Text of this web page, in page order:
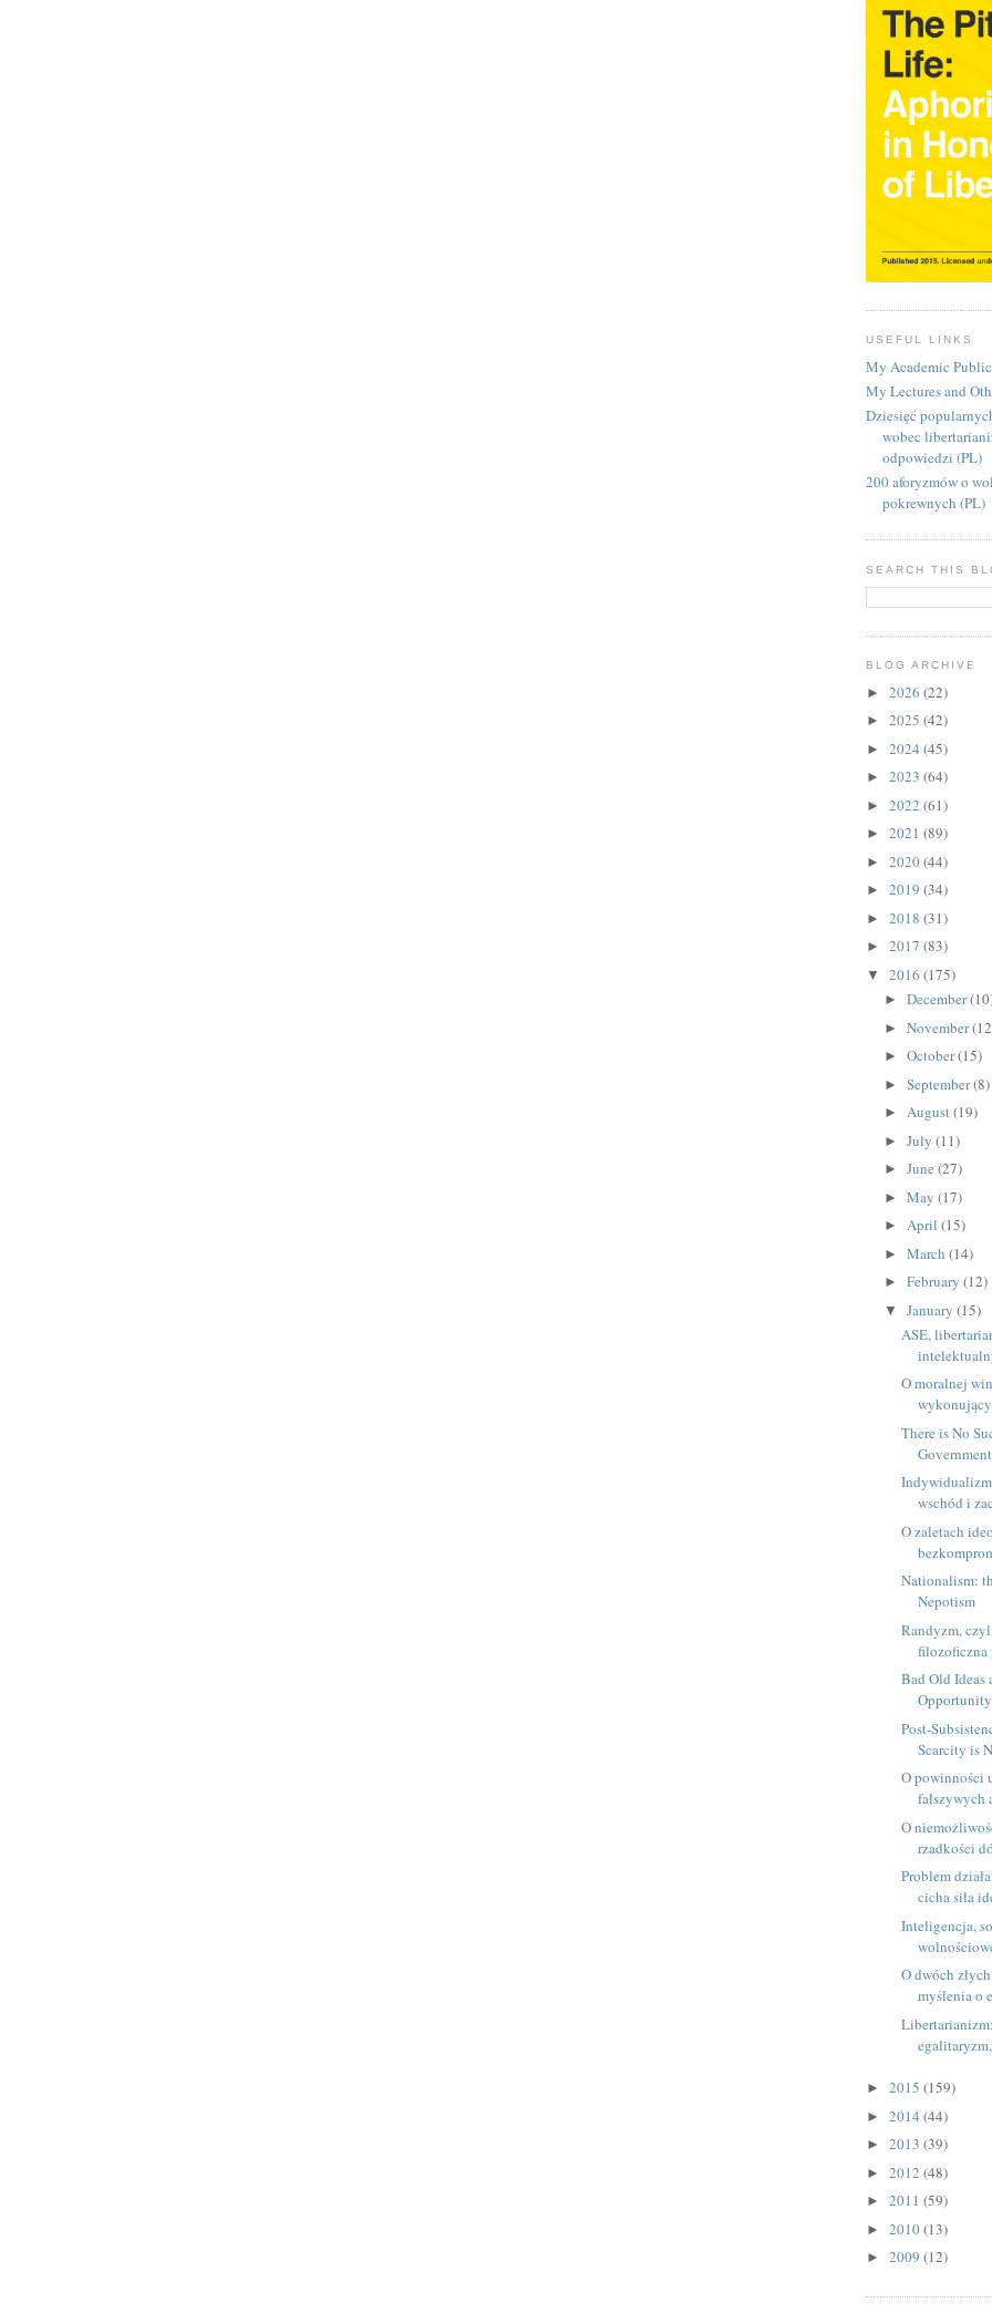
USEFUL LINKS
My Academic
My Lectures and
Dziesięć
wobec
odpowiedzi (PL)
200 aforyzmów o
pokrewnych (PL)
SEARCH THIS
BLOG ARCHIVE
► 2026 (22)
► 2025 (42)
► 2024 (45)
► 2023 (64)
► 2022 (61)
► 2021 (89)
► 2020(44)
► 2019 (34)
► 2018 (31)
► 2017 (83)
▼ 2016 (175)
► December
► November
► October(15)
► September(8)
► August(19)
► July (11)
► June (27)
► May (17)
► April (15)
► March (14)
► February (12)
▼ January (15)
ASE,
O moralnej
There is No
wschód i
O zaletach
Nationalism:
Nepotism
Randyzm,
filozoficzna
Bad Old
Post-
Scarcity is
O powinności
O
rzadkości
Problem
cicha siła
Inteligencja,
O dwóch
myślenia o
► 2015 (159)
► 2014 (44)
► 2013 (39)
► 2012 (48)
► 2011 (59)
► 2010(13)
► 2009 (12)